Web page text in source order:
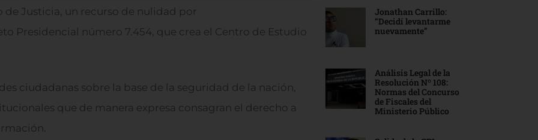
Justicia, un recurso de nulidad por
Presidencial número 7.454, que crea el Centro de Estudio
ciudadanas sobre la base de la seguridad de la nación,
que de manera expresa consagran el derecho a
Jonathan Carrillo:
“Decidí levantarme
nuevamente”
Análisis Legal de la
Resolución Nº 108:
Normas del Concurso
de Fiscales del
Ministerio Público